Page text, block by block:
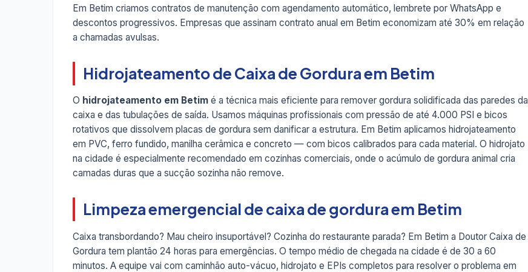
Em Betim criamos contratos de manutenção com agendamento automático, lembrete por WhatsApp e
descontos progressivos. Empresas que assinam contrato anual em Betim economizam até 30% em relação
a chamadas avulsas.
Hidrojateamento de Caixa de Gordura em Betim
O hidrojateamento em Betim é a técnica mais eficiente para remover gordura solidificada das paredes da
caixa e das tubulações de saída. Usamos máquinas profissionais com pressão de até 4.000 PSI e bicos
rotativos que dissolvem placas de gordura sem danificar a estrutura. Em Betim aplicamos hidrojateamento
em PVC, ferro fundido, manilha cerâmica e concreto — com bicos calibrados para cada material. O hidrojato
na cidade é especialmente recomendado em cozinhas comerciais, onde o acúmulo de gordura animal cria
camadas duras que a sucção sozinha não remove.
Limpeza emergencial de caixa de gordura em Betim
Caixa transbordando? Mau cheiro insuportável? Cozinha do restaurante parada? Em Betim a Doutor Caixa de
Gordura tem plantão 24 horas para emergências. O tempo médio de chegada na cidade é de 30 a 60
minutos. A equipe vai com caminhão auto-vácuo, hidrojato e EPIs completos para resolver o problema em